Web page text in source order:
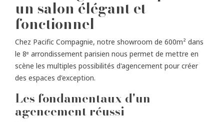
un salon élégant et
fonctionnel
Chez Pacific Compagnie, notre showroom de 600m² dans
le 8ᵉ arrondissement parisien nous permet de mettre en
scène les multiples possibilités d'agencement pour créer
des espaces d'exception.
Les fondamentaux d'un
agencement réussi